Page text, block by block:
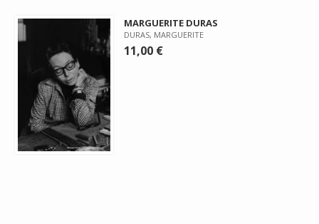
MARGUERITE DURAS
DURAS, MARGUERITE
11,00 €